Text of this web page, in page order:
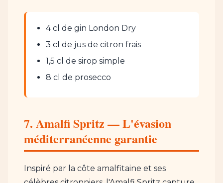
4 cl de gin London Dry
3 cl de jus de citron frais
1,5 cl de sirop simple
8 cl de prosecco
7. Amalfi Spritz — L'évasion
méditerranéenne garantie
Inspiré par la côte amalfitaine et ses